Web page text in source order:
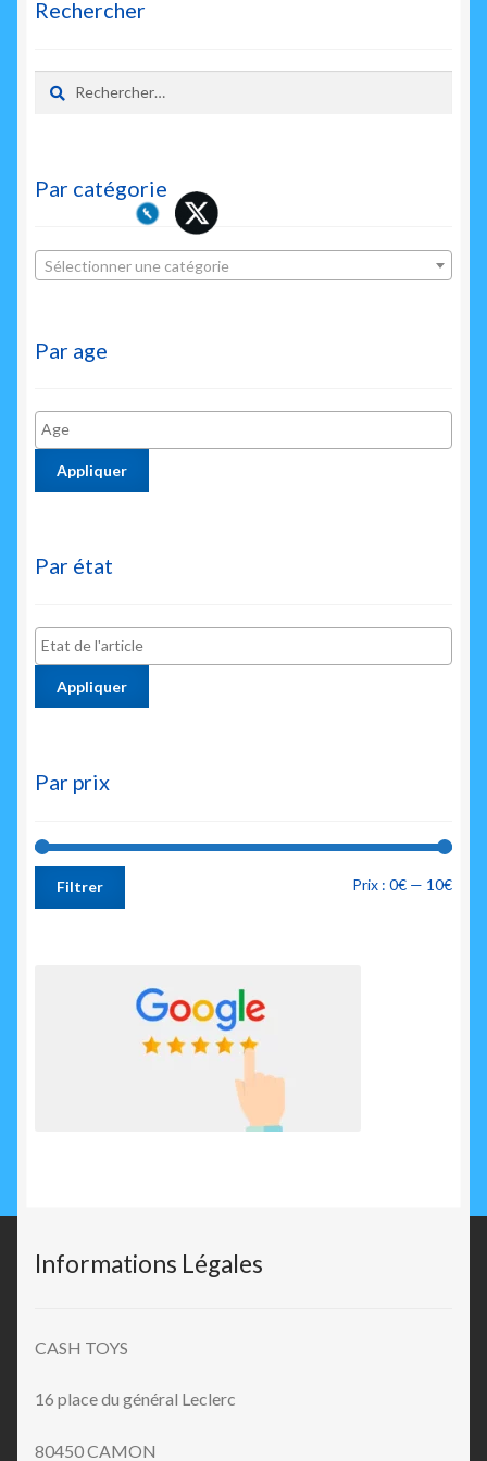
Rechercher
Rechercher :
Par catégorie
Sélectionner une catégorie
Par age
Appliquer
Par état
Appliquer
Par prix
Prix
Prix
Filtrer Prix : 0€ — 10€
Informations Légales
CASH TOYS
16 place du général Leclerc
80450 CAMON